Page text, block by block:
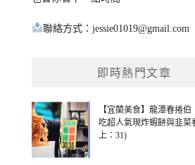
聯絡方式：jessie01019@gmail.com
即時熱門文章
【宜蘭美食】龍潭春捲伯
吃超人氣現炸蝦餅與韭菜
上：31)